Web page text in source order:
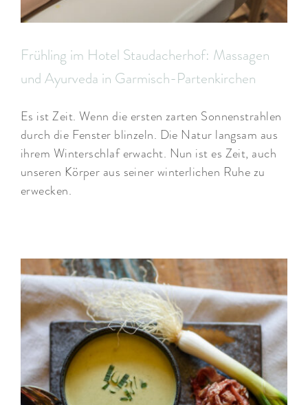
Frühling im Hotel Staudacherhof: Massagen
und Ayurveda in Garmisch-Partenkirchen
Es ist Zeit. Wenn die ersten zarten Sonnenstrahlen
durch die Fenster blinzeln. Die Natur langsam aus
ihrem Winterschlaf erwacht. Nun ist es Zeit, auch
unseren Körper aus seiner winterlichen Ruhe zu
erwecken.